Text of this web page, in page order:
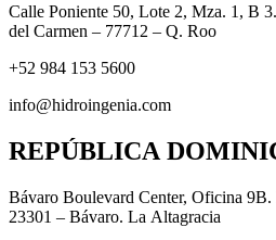
Calle Poniente 50, Lote 2, Mza. 1, B
del Carmen – 77712 – Q. Roo
+52 984 153 5600
info@hidroingenia.com
REPÚBLICA
Bávaro Boulevard Center, Oficina
23301 – Bávaro. La Altagracia